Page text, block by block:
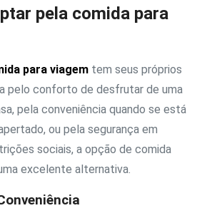
pela comida para
para viagem tem seus próprios
pelo conforto de desfrutar de uma
pela conveniência quando se está
ou pela segurança em
sociais, a opção de comida
excelente alternativa.